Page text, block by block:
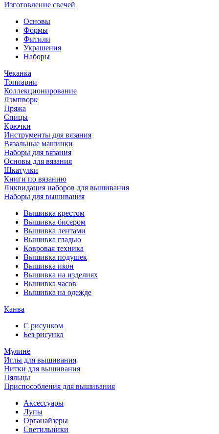
Изготовление свечей
Основы
Формы
Фитили
Украшения
Наборы
Чеканка
Топиарии
Коллекционирование
Лэмпворк
Пряжа
Спицы
Крючки
Инструменты для вязания
Вязальные машинки
Наборы для вязания
Основы для вязания
Шкатулки
Книги по вязанию
Ликвидация наборов для вышивания
Наборы для вышивания
Вышивка крестом
Вышивка бисером
Вышивка лентами
Вышивка гладью
Ковровая техника
Вышивка подушек
Вышивка икон
Вышивка на изделиях
Вышивка часов
Вышивка на одежде
Канва
С рисунком
Без рисунка
Мулине
Иглы для вышивания
Нитки для вышивания
Пяльцы
Приспособления для вышивания
Аксессуары
Лупы
Органайзеры
Светильники